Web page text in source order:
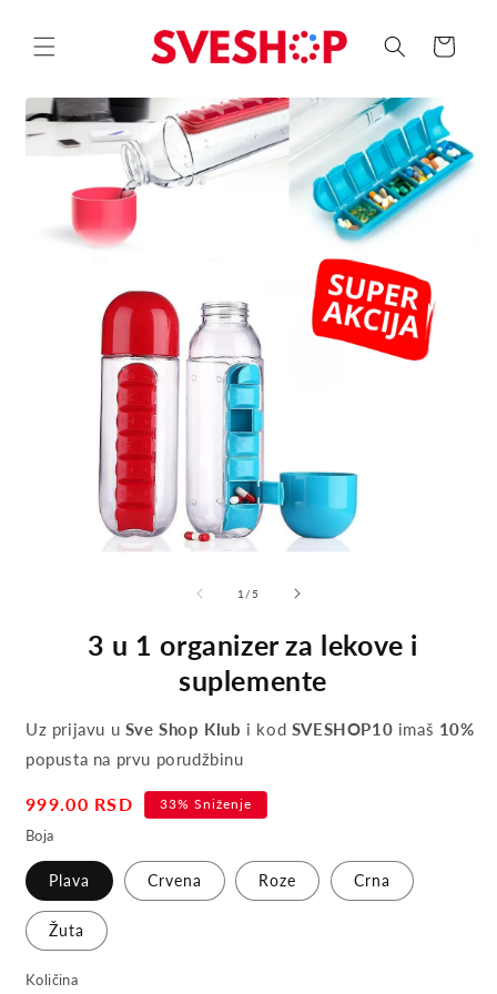
content
Korpa
Skip to
product
information
1 /of5
3 u 1 organizer za lekove i
suplemente
Uz prijavu u Sve Shop Klub i kod SVESHOP10 imaš 10%
popusta na prvu porudžbinu
Sale
price
999.00 RSD 33% Sniženje
Boja
Plava Crvena Roze Crna
Žuta
Količina